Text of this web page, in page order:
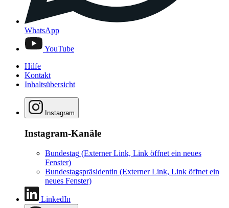
WhatsApp
YouTube
Hilfe
Kontakt
Inhaltsübersicht
Instagram
Instagram-Kanäle
Bundestag (Externer Link, Link öffnet ein neues
Fenster)
Bundestagspräsidentin (Externer Link, Link öffnet ein
neues Fenster)
LinkedIn